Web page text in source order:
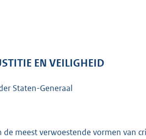
r
o
EN VEILIGHEID
Staten-Generaal
de meest verwoestende vormen van